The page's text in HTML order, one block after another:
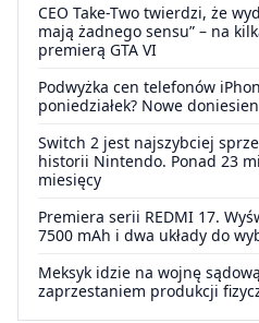
CEO Take-Two twierdzi, że
mają żadnego sensu” – na
premierą GTA VI
Podwyżka cen telefonów
poniedziałek? Nowe
Switch 2 jest najszybciej
historii Nintendo. Ponad 23
miesięcy
Premiera serii REDMI 17.
7500 mAh i dwa układy do
Meksyk idzie na wojnę
zaprzestaniem produkcji